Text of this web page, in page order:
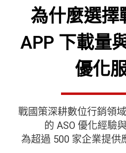
為什麼選擇
APP 下載量
優化
戰國策深耕數位行銷領
的 ASO 優化經驗
為超過 500 家企業提供